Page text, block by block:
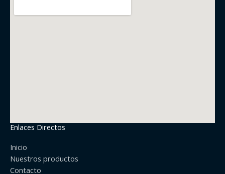
Enlaces Directos
Inicio
Nuestros productos
Contacto